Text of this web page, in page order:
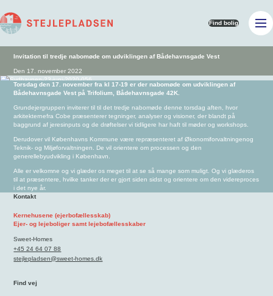
Find bolig
Invitation til tredje nabomøde om udviklingen af Bådehavnsgade Vest
Den 17. november 2022
Torsdag den 17. november fra kl 17-19 er der nabomøde om udviklingen af
Bådehavnsgade Vest på Trifolium, Bådehavnsgade 42K.
Grundejergruppen inviterer til til det tredje nabomøde denne torsdag aften, hvor
arkitekternefra Cobe præsenterer tegninger, analyser og visioner, der blandt på
baggrund af jeresinputs og de drøftelser vi tidligere har haft til møder og workshops.
Derudover vil Københavns Kommune være repræsenteret af Økonomiforvaltningenog
Teknik- og Miljøforvaltningen. De vil orientere om processen og den
generellebyudvikling i København.
Alle er velkomne og vi glæder os meget til at se så mange som muligt. Og vi glæderos
til at præsentere, hvilke tanker der er gjort siden sidst og orientere om den videreproces
i det nye år.
Kontakt
Kernehusene (ejerbofællesskab)
Ejer- og lejeboliger samt lejebofællesskaber
Sweet-Homes
+45 24 64 07 88
stejlepladsen@sweet-homes.dk
Find vej